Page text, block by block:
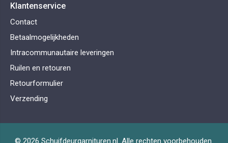
Klantenservice
Contact
Betaalmogelijkheden
Intracommunautaire leveringen
Ruilen en retouren
Retourformulier
Verzending
© 2026 Schuifdeurgarnituren.nl. Alle rechten voorbehouden.